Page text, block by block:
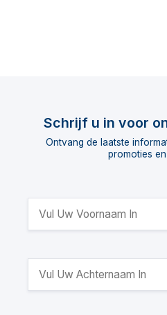
Schrijf u in voor
Ontvang de laatste
promoties